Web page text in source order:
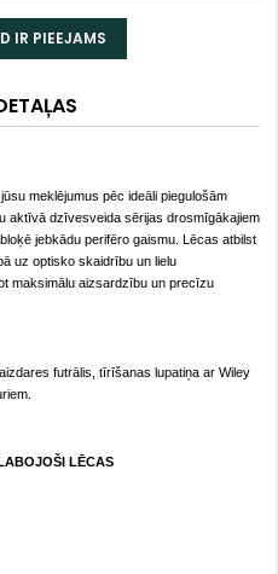
IR PIEEJAMS
meklējumus pēc ideāli piegulošām
aktīvā dzīvesveida sērijas drosmīgākajiem
jebkādu perifēro gaismu. Lēcas atbilst
uz optisko skaidrību un lielu
maksimālu aizsardzību un precīzu
futrālis, tīrīšanas lupatiņa ar Wiley
LĒCAS